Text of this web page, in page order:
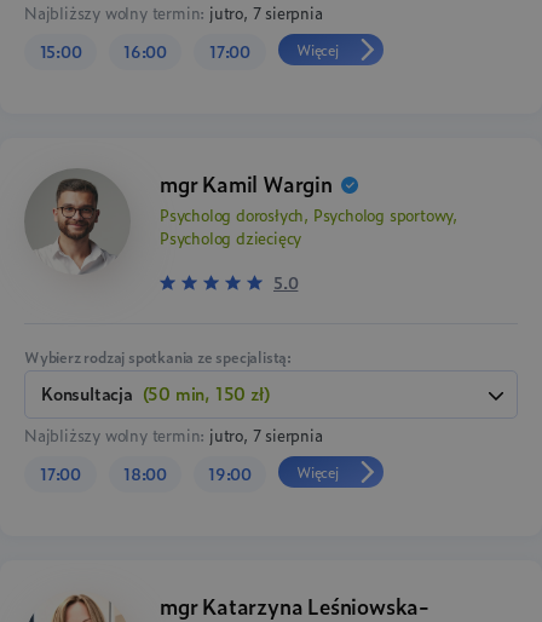
Najbliższy wolny termin: jutro, 7 sierpnia
15:00
16:00 17:00 Więcej
mgr Kamil Wargin
Psycholog dorosłych, Psycholog sportowy,
Psycholog dziecięcy
5.0
Wybierz rodzaj spotkania ze specjalistą:
konsultacja (50 min, 150 zł)
Najbliższy wolny termin: jutro, 7 sierpnia
17:00
18:00 19:00 Więcej
mgr Katarzyna Leśniowska-